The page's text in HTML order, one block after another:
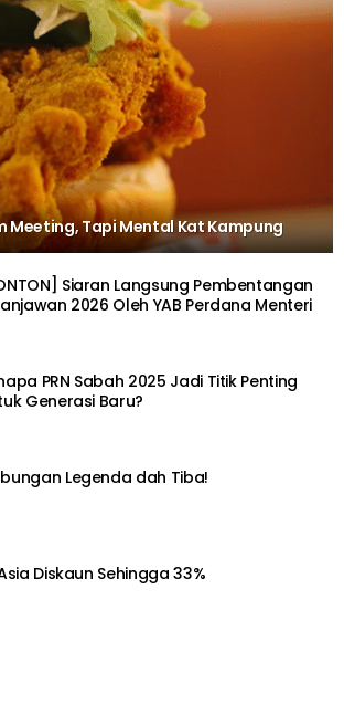
Meeting, Tapi Mental Kat Kampung
Siaran Langsung Pembentangan
2026 Oleh YAB Perdana Menteri
PRN Sabah 2025 Jadi Titik Penting
Generasi Baru?
Legenda dah Tiba!
Diskaun Sehingga 33%